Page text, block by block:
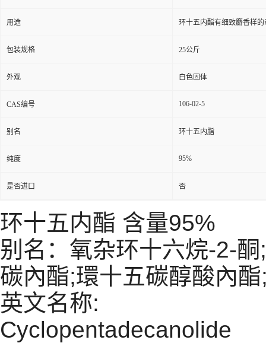
用途 环十五内酯有细致麝香样
包装规格 25公斤
外观 白色固体
CAS编号 106-02-5
别名 环十五内脂
纯度 95%
是否进口 否
环十五内酯 含量95%
别名： 氧杂环十六烷-2-
碳內酯;環十五碳醇酸內
英文名称:
Cyclopentadecanolide